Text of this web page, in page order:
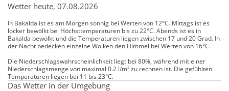
Wetter heute, 07.08.2026
In Bakalda ist es am Morgen sonnig bei Werten von 12°C. Mittags ist es
locker bewölkt bei Höchsttemperaturen bis zu 22°C. Abends ist es in
Bakalda bewölkt und die Temperaturen liegen zwischen 17 und 20 Grad. In
der Nacht bedecken einzelne Wolken den Himmel bei Werten von 16°C.
Die Niederschlagswahrscheinlichkeit liegt bei 80%, während mit einer
Niederschlagsmenge von maximal 0.2 l/m² zu rechnen ist. Die gefühlten
Temperaturen liegen bei 11 bis 23°C.
Das Wetter in der Umgebung